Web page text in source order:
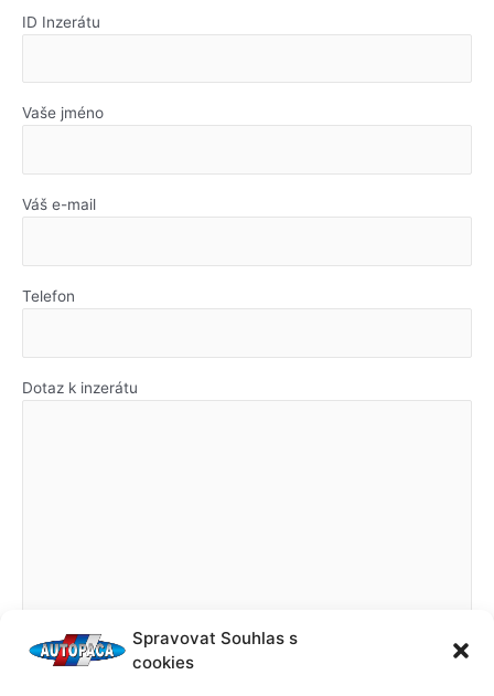
Spravovat Souhlas s
cookies
ID Inzerátu
Vaše jméno
Váš e-mail
Telefon
Dotaz k inzerátu